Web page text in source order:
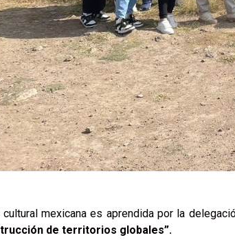
cultural mexicana es aprendida por la
de territorios globales”.